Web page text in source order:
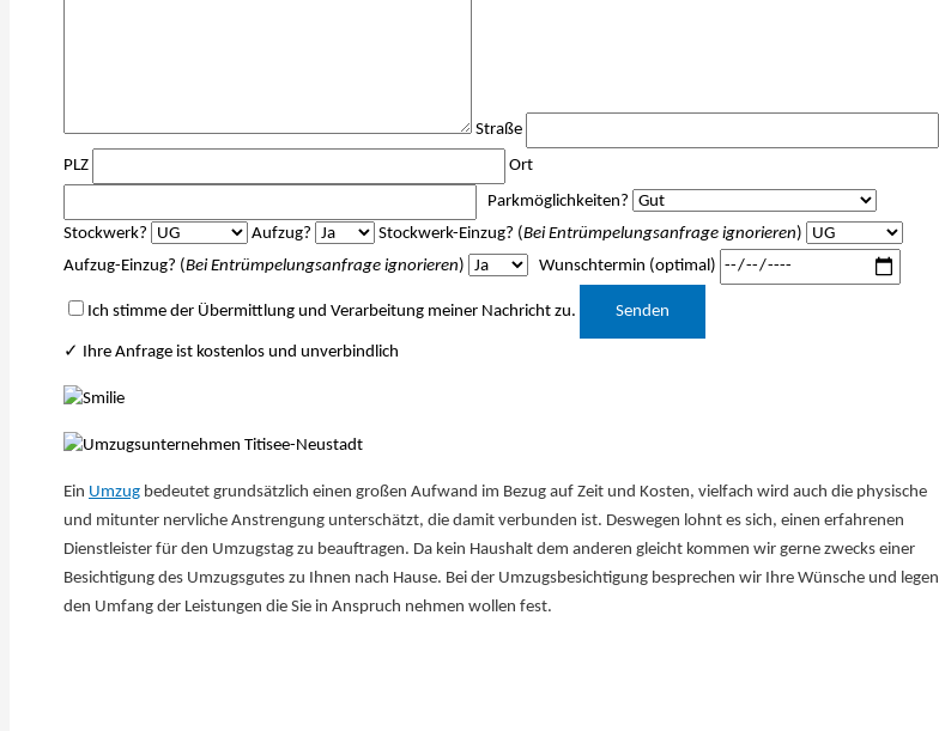
Straße
PLZ
Ort
Parkmöglichkeiten?
Stockwerk?
Aufzug? Stockwerk-Einzug? (Bei Entrümpelungsanfrage ignorieren)
Aufzug-Einzug? (Bei Entrümpelungsanfrage ignorieren) Wunschtermin (optimal)
Ich stimme der Übermittlung und Verarbeitung meiner Nachricht zu.
Bitte lasse dieses Feld leer.
✓ Ihre Anfrage ist kostenlos und unverbindlich
Ein Umzug bedeutet grundsätzlich einen großen Aufwand im Bezug auf Zeit und Kosten, vielfach wird auch die physische
und mitunter nervliche Anstrengung unterschätzt, die damit verbunden ist. Deswegen lohnt es sich, einen erfahrenen
Dienstleister für den Umzugstag zu beauftragen. Da kein Haushalt dem anderen gleicht kommen wir gerne zwecks einer
Besichtigung des Umzugsgutes zu Ihnen nach ​Hause. Bei der Umzugsbesichtigung besprechen wir Ihre Wünsche und legen
den Umfang der Leistungen die Sie in Anspruch nehmen wollen fest.